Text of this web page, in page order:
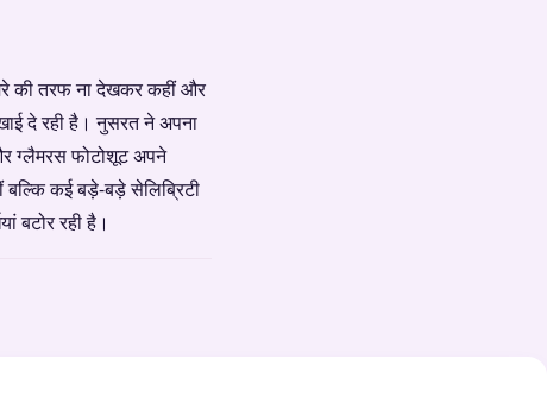
की तरफ ना देखकर कहीं और
दे रही है। नुसरत ने अपना
ग्लैमरस फोटोशूट अपने
कई बड़े-बड़े सेलिब्रिटी
बटोर रही है।